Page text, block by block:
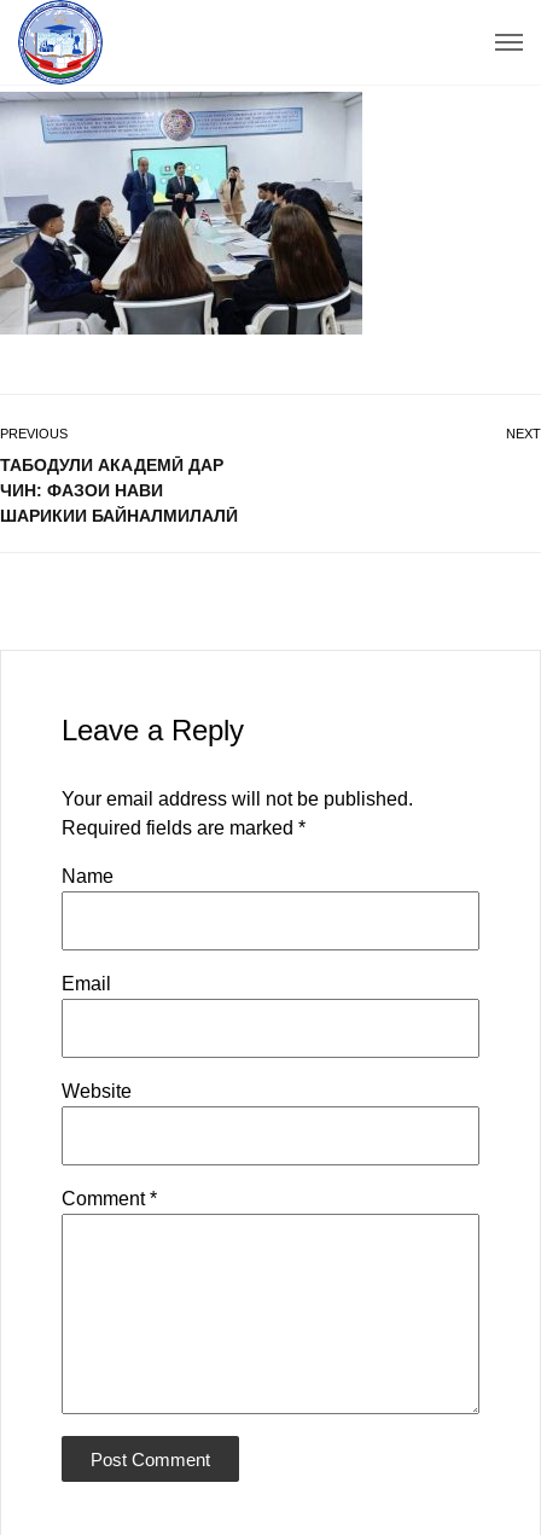
PREVIOUS
ТАБОДУЛИ АКАДЕМӢ ДАР
ЧИН: ФАЗОИ НАВИ
ШАРИКИИ БАЙНАЛМИЛАЛӢ
NEXT
Leave a Reply
Your email address will not be published.
Required fields are marked *
Name
Email
Website
Comment*